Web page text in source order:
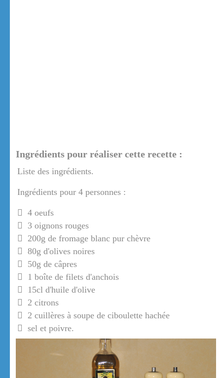
Ingrédients pour réaliser cette recette :
Liste des ingrédients.
Ingrédients pour 4 personnes :
4 oeufs
3 oignons rouges
200g de fromage blanc pur chèvre
80g d'olives noires
50g de câpres
1 boîte de filets d'anchois
15cl d'huile d'olive
2 citrons
2 cuillères à soupe de ciboulette hachée
sel et poivre.